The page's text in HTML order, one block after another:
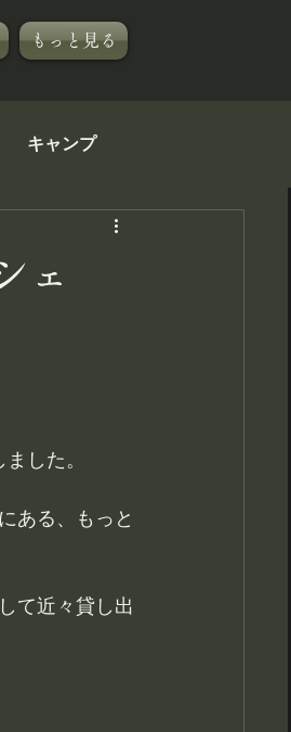
もっと見る
キャンプ
ェ
した。
ある、もっと
て近々貸し出